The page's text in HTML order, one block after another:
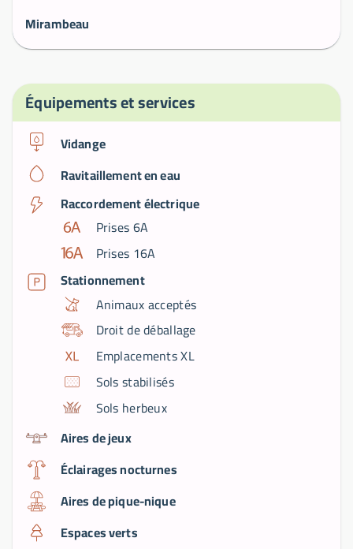
Mirambeau
Équipements et services
Vidange
Ravitaillement en eau
Raccordement électrique
Prises 6A
Prises 16A
Stationnement
Animaux acceptés
Droit de déballage
Emplacements XL
Sols stabilisés
Sols herbeux
Aires de jeux
Éclairages nocturnes
Aires de pique-nique
Espaces verts